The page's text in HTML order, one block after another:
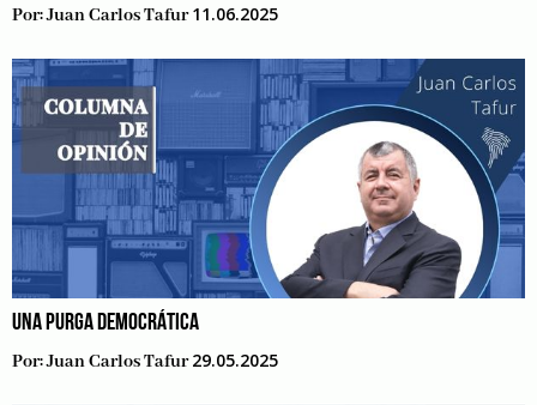
Por:Juan Carlos Tafur 11.06.2025
UNA PURGA DEMOCRÁTICA
Por:Juan Carlos Tafur 29.05.2025